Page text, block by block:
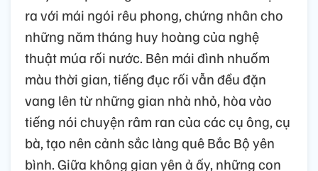
ra với mái ngói rêu phong, chứng nhân cho
những năm tháng huy hoàng của nghệ
thuật múa rối nước. Bên mái đình nhuốm
màu thời gian, tiếng đục rối vẫn đều đặn
vang lên từ những gian nhà nhỏ, hòa vào
tiếng nói chuyện râm ran của các cụ ông, cụ
bà, tạo nên cảnh sắc làng quê Bắc Bộ yên
bình. Giữa không gian yên ả ấy, những con